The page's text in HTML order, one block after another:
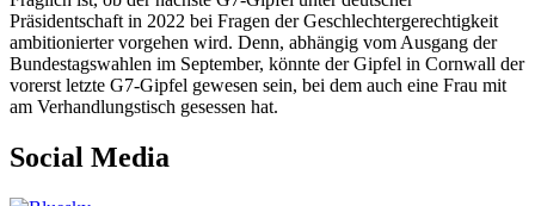
Präsidentschaft in 2022 bei Fragen der Geschlechtergerechtigkeit
ambitionierter vorgehen wird. Denn, abhängig vom Ausgang der
Bundestagswahlen im September, könnte der Gipfel in Cornwall der
vorerst letzte G7-Gipfel gewesen sein, bei dem auch eine Frau mit
am Verhandlungstisch gesessen hat.
Social Media